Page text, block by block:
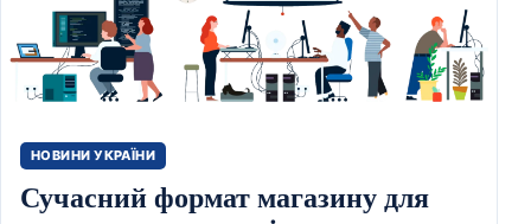
НОВИНИ УКРАЇНИ
Сучасний формат магазину для